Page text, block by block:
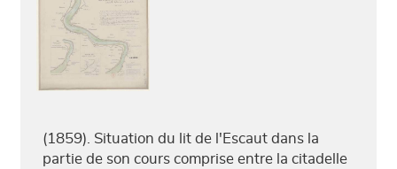
(1859). Situation du lit de l'Escaut dans la
partie de son cours comprise entre la citadelle